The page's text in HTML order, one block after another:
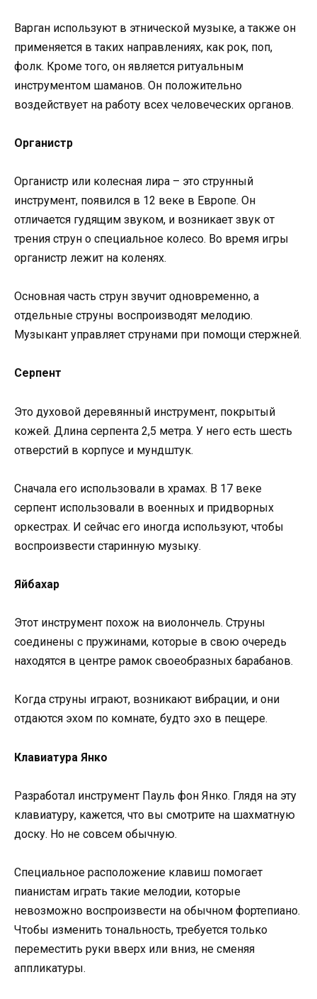
Варган используют в этнической музыке, а также он
применяется в таких направлениях, как рок, поп,
фолк. Кроме того, он является ритуальным
инструментом шаманов. Он положительно
воздействует на работу всех человеческих органов.
Органистр
Органистр или колесная лира – это струнный
инструмент, появился в 12 веке в Европе. Он
отличается гудящим звуком, и возникает звук от
трения струн о специальное колесо. Во время игры
органистр лежит на коленях.
Основная часть струн звучит одновременно, а
отдельные струны воспроизводят мелодию.
Музыкант управляет струнами при помощи стержней.
Серпент
Это духовой деревянный инструмент, покрытый
кожей. Длина серпента 2,5 метра. У него есть шесть
отверстий в корпусе и мундштук.
Сначала его использовали в храмах. В 17 веке
серпент использовали в военных и придворных
оркестрах. И сейчас его иногда используют, чтобы
воспроизвести старинную музыку.
Яйбахар
Этот инструмент похож на виолончель. Струны
соединены с пружинами, которые в свою очередь
находятся в центре рамок своеобразных барабанов.
Когда струны играют, возникают вибрации, и они
отдаются эхом по комнате, будто эхо в пещере.
Клавиатура Янко
Разработал инструмент Пауль фон Янко. Глядя на эту
клавиатуру, кажется, что вы смотрите на шахматную
доску. Но не совсем обычную.
Специальное расположение клавиш помогает
пианистам играть такие мелодии, которые
невозможно воспроизвести на обычном фортепиано.
Чтобы изменить тональность, требуется только
переместить руки вверх или вниз, не сменяя
аппликатуры.